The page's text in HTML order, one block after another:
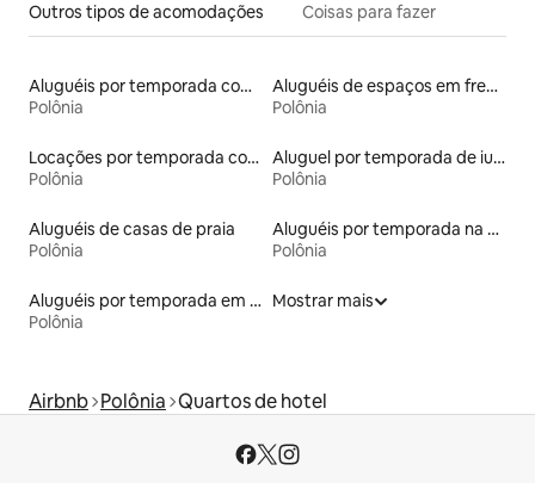
Outros tipos de acomodações Coisas para fazer
Aluguéis por temporada com banheira de hidromassagem
Polônia
Aluguéis de espaços em frente à praia
Polônia
Locações por temporada com piscina
Polônia
Aluguel por temporada de iurtas
Polônia
Aluguéis de casas de praia
Polônia
Aluguéis por temporada na orla
Polônia
Aluguéis por temporada em resorts
Polônia
Mostrar mais
Airbnb Polônia Quartos de hotel